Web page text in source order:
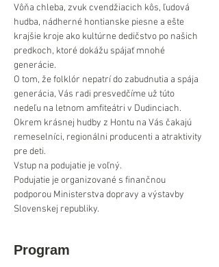
Vôňa chleba, zvuk cvendžiacich kôs, ľudová
hudba, nádherné hontianske piesne a ešte
krajšie kroje ako kultúrne dedičstvo po našich
predkoch, ktoré dokážu spájať mnohé
generácie.
O tom, že folklór nepatrí do zabudnutia a spája
generácia, Vás radi presvedčíme už túto
nedeľu na letnom amfiteátri v Dudinciach.
Okrem krásnej hudby z Hontu na Vás čakajú
remeselníci, regionálni producenti a atraktivity
pre deti.
Vstup na podujatie je voľný.
Podujatie je organizované s finančnou
podporou Ministerstva dopravy a výstavby
Slovenskej republiky.
Program